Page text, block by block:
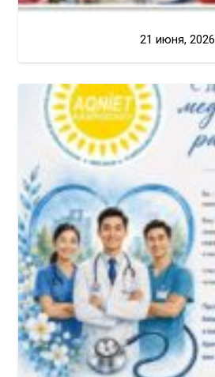
21 июня, 2026